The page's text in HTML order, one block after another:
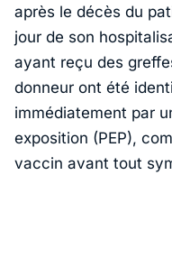
après le décès du
jour de son
ayant reçu des
donneur ont été
immédiatement par
exposition (PEP),
vaccin avant tout